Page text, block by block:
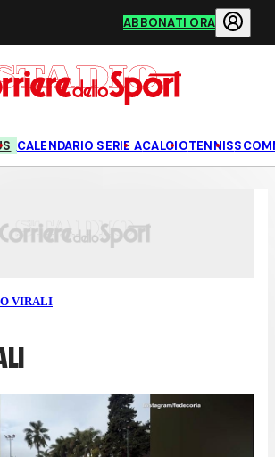
ABBONATI ORA
CALENDARIO SERIE ACALCIOTENNIS
VIRALI